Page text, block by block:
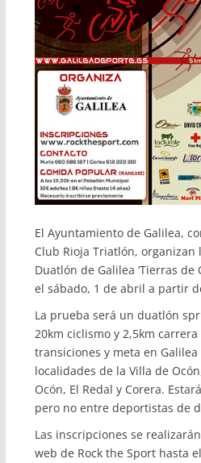
El Ayuntamiento de Galilea,
Club Rioja Triatlón, organizan
Duatlón de Galilea ‘Tierras de
el sábado, 1 de abril a partir
La prueba será un duatlón
20km ciclismo y 2,5km
transiciones y meta en
localidades de la Villa de
Ocón, El Redal y Corera.
pero no entre deportistas de
Las inscripciones se
web de Rock the Sporthasta